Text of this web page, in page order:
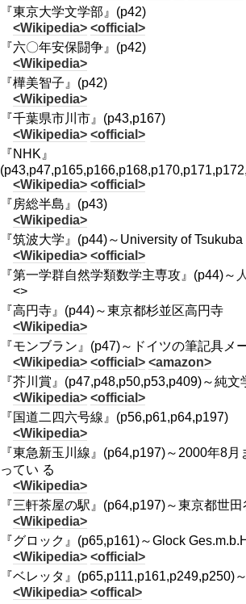
『東京大学文学部』(p42)
<Wikipedia> <official>
『六〇年安保闘争』(p42)
<Wikipedia>
『樺美智子』(p42)
<Wikipedia>
『千葉県市川市』(p43,p167)
<Wikipedia> <official>
『NHK』
<Wikipedia> <official>
『房総半島』(p43)
<Wikipedia>
『筑波大学』(p44)～University of Tsukuba
<Wikipedia> <official>
『第一学群自然学類数学主専攻』(p44)～
<>
『高円寺』(p44)～東京都杉並区高円寺
<Wikipedia>
『モンブラン』(p47)～ドイツの筆記具メ
<Wikipedia> <official> <amazon>
『芥川賞』(p47,p48,p50,p53,p409)～純
<Wikipedia> <official>
『国道二四六号線』(p56,p61,p64,p197)
<Wikipedia>
『東急新玉川線』(p64,p197)～2000年8
ってい る
<Wikipedia>
『三軒茶屋の駅』(p64,p197)～東京都世
<Wikipedia>
『グロック』(p65,p161)～Glock
<Wikipedia> <official>
『ベレッタ』
<Wikipedia> <offical>